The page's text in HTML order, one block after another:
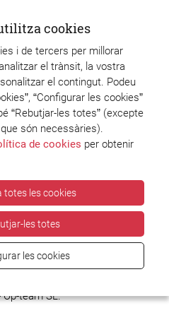
team SL.
cookies
i de tercers per millorar
el trànsit, la vostra
el contingut. Podeu
“Configurar les cookies”
“Rebutjar-les totes” (excepte
són necessàries).
de cookies per obtenir
totes les cookies
les totes
les cookies